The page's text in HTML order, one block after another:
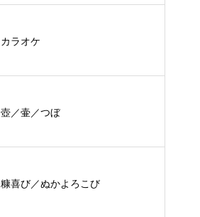
カラオケ
壺／壷／つぼ
糠喜び／ぬかよろこび